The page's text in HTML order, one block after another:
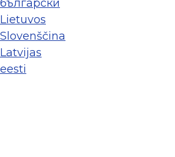
български
Lietuvos
Slovenščina
Latvijas
eesti